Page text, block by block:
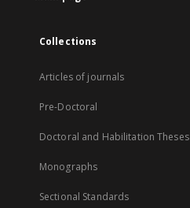
Collections
Articles of journals
Pre-Doctoral
Doctoral and Habilitation Theses
Monographs
Sectional Standards